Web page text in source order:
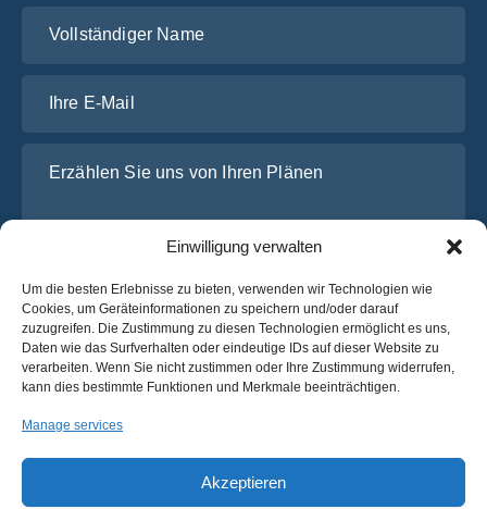
Einwilligung verwalten
Um die besten Erlebnisse zu bieten, verwenden wir Technologien wie
Cookies, um Geräteinformationen zu speichern und/oder darauf
zuzugreifen. Die Zustimmung zu diesen Technologien ermöglicht es uns,
Daten wie das Surfverhalten oder eindeutige IDs auf dieser Website zu
verarbeiten. Wenn Sie nicht zustimmen oder Ihre Zustimmung widerrufen,
kann dies bestimmte Funktionen und Merkmale beeinträchtigen.
Manage services
Akzeptieren
Ich habe dieDatenschutz-Bestimmungenvon OsaBus
Ein Angebot einholen